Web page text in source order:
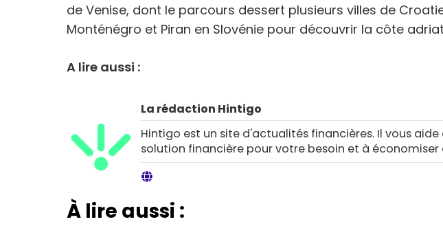
de Venise, dont le parcours dessert plusieurs villes de
Monténégro et Piran en Slovénie pour découvrir la côte
A lire aussi :
La rédaction Hintigo
Hintigo est un site d'actualités financières. Il vous
solution financière pour votre besoin et à économiser
À lire aussi :